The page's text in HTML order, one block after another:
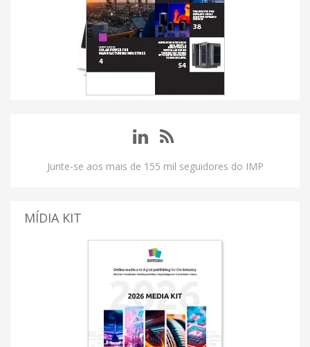
Junte-se aos mais de 155 mil seguidores do IMP
MÍDIA KIT